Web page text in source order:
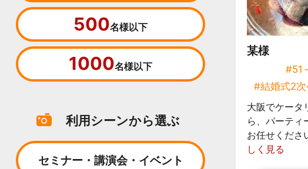
某様
#51
#結婚式2
大阪でケータ
ら、パーティ
お任せくださ
しく見る
500名様以下
1000名様以下
利用シーンから選ぶ
セミナー・講演会・イベント